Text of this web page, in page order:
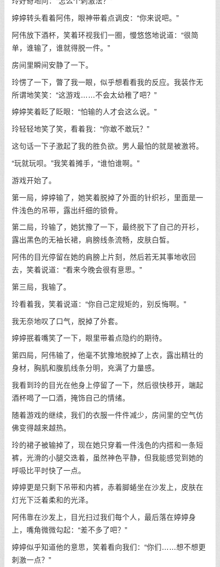
婷婷转头看着阿伟，眼神带着点调皮：“你来说吧。”
阿伟放下酒杯，笑着环视我们一圈，慢悠悠地说道：“很简
单，谁输了，谁就得脱一件。”
房间里瞬间安静了一下。
玲愣了一下，瞥了我一眼，似乎想看看我的反应。我装作无
所谓地笑笑：“这游戏……不会太幼稚了吧？”
婷婷笑着眨了眨眼：“怕输的人才会这么说。”
玲轻轻地笑了笑，看着我：“你敢不敢玩？”
这句话一下子激起了我的胜负欲。男人最怕的就是被激将。
“玩就玩呗。”我笑着摊手，“谁怕谁啊。”
游戏开始了。
第一局，婷婷输了，她笑着脱掉了外面的针织衫，里面是一
件浅色的吊带，露出纤细的锁骨。
第二局，玲输了，她犹豫了一下，最终脱下了自己的开衫，
露出黑色的无袖长裙，肩膀线条流畅，皮肤白皙。
阿伟的目光停留在她的肩膀上片刻，然后若无其事地收回
去，笑着说道：“看来今晚会很有意思。”
第三局，我输了。
玲看着我，笑着说道：“你自己定规矩的，别反悔啊。”
我无奈地叹了口气，脱掉了外套。
婷婷抿着嘴笑了一下，眼里带着点隐约的期待。
第四局，阿伟输了，他毫不犹豫地脱掉了上衣，露出精壮的
身材，胸肌和腹肌线条分明，充满了力量感。
我看到玲的目光在他身上停留了一下，然后很快移开，端起
酒杯喝了一口酒，掩饰自己的情绪。
随着游戏的继续，我们的衣服一件件减少，房间里的空气仿
佛变得越来越热。
玲的裙子被输掉了，现在她只穿着一件浅色的内搭和一条短
裤，光滑的小腿交迭着，虽然神色平静，但我能感觉到她的
呼吸比平时快了一点。
婷婷更是只剩下吊带和内裤，赤着脚蜷坐在沙发上，皮肤在
灯光下泛着柔和的光泽。
阿伟靠在沙发上，目光扫过我们每个人，最后落在婷婷身
上，嘴角微微勾起：“差不多了吧？”
婷婷似乎知道他的意思，笑着看向我们：“你们……想不想更
刺激一点？”